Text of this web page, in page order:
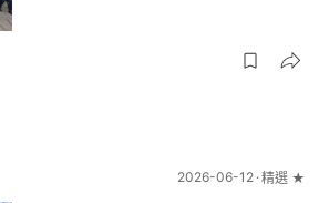
2026-06-12 精選 ★